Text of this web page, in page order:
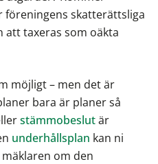
föreningens skatterättsliga
att taxeras som oäkta
möjligt – men det är
bara är planer så
stämmobeslutär
underhållsplan kan ni
om den